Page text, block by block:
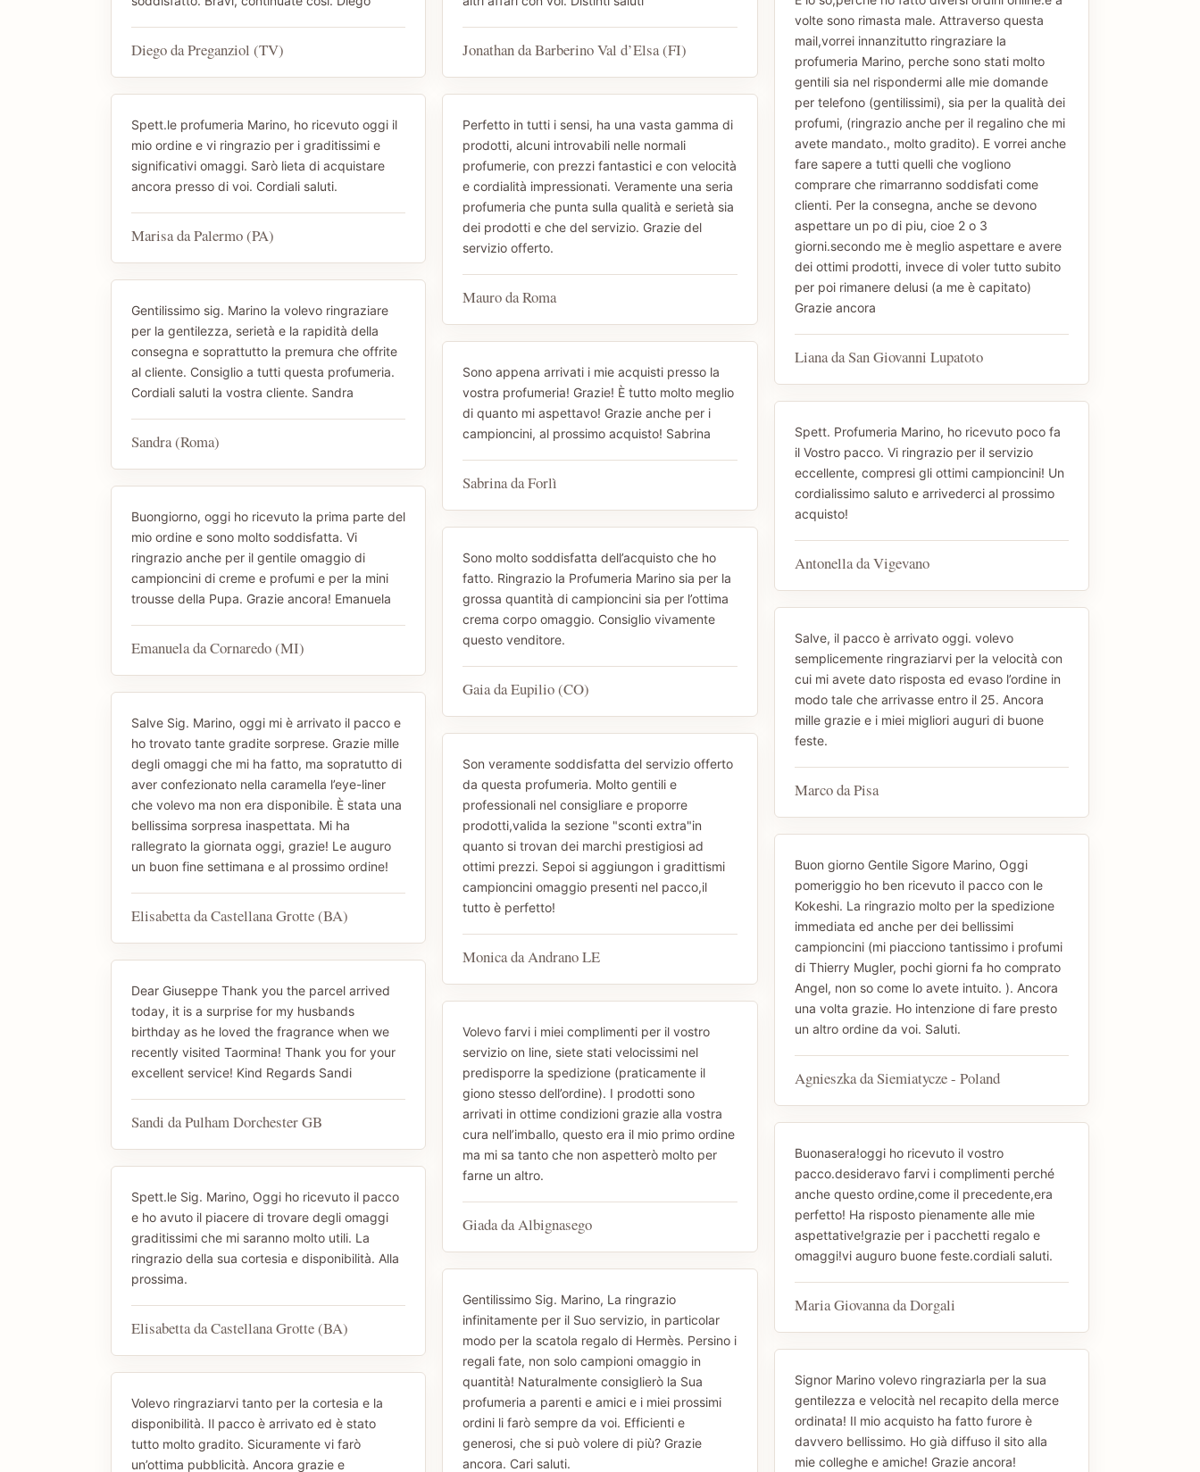
Diego da Preganziol (TV)
Spett.le profumeria Marino, ho ricevuto oggi il
mio ordine e vi ringrazio per i graditissimi e
significativi omaggi. Sarò lieta di acquistare
ancora presso di voi. Cordiali saluti.
Marisa da Palermo (PA)
Gentilissimo sig. Marino la volevo ringraziare
per la gentilezza, serietà e la rapidità della
consegna e soprattutto la premura che offrite
al cliente. Consiglio a tutti questa profumeria.
Cordiali saluti la vostra cliente. Sandra
Sandra (Roma)
Buongiorno, oggi ho ricevuto la prima parte del
mio ordine e sono molto soddisfatta. Vi
ringrazio anche per il gentile omaggio di
campioncini di creme e profumi e per la mini
trousse della Pupa. Grazie ancora! Emanuela
Emanuela da Cornaredo (MI)
Salve Sig. Marino, oggi mi è arrivato il pacco e
ho trovato tante gradite sorprese. Grazie mille
degli omaggi che mi ha fatto, ma sopratutto di
aver confezionato nella caramella l’eye-liner
che volevo ma non era disponibile. È stata una
bellissima sorpresa inaspettata. Mi ha
rallegrato la giornata oggi, grazie! Le auguro
un buon fine settimana e al prossimo ordine!
Elisabetta da Castellana Grotte (BA)
Dear Giuseppe Thank you the parcel arrived
today, it is a surprise for my husbands
birthday as he loved the fragrance when we
recently visited Taormina! Thank you for your
excellent service! Kind Regards Sandi
Sandi da Pulham Dorchester GB
Spett.le Sig. Marino, Oggi ho ricevuto il pacco
e ho avuto il piacere di trovare degli omaggi
graditissimi che mi saranno molto utili. La
ringrazio della sua cortesia e disponibilità. Alla
prossima.
Elisabetta da Castellana Grotte (BA)
Volevo ringraziarvi tanto per la cortesia e la
disponibilità. Il pacco è arrivato ed è stato
tutto molto gradito. Sicuramente vi farò
un’ottima pubblicità. Ancora grazie e
Jonathan da Barberino Val d’Elsa (FI)
Perfetto in tutti i sensi, ha una vasta gamma di
prodotti, alcuni introvabili nelle normali
profumerie, con prezzi fantastici e con velocità
e cordialità impressionati. Veramente una seria
profumeria che punta sulla qualità e serietà sia
dei prodotti e che del servizio. Grazie del
servizio offerto.
Mauro da Roma
Sono appena arrivati i mie acquisti presso la
vostra profumeria! Grazie! È tutto molto meglio
di quanto mi aspettavo! Grazie anche per i
campioncini, al prossimo acquisto! Sabrina
Sabrina da Forlì
Sono molto soddisfatta dell’acquisto che ho
fatto. Ringrazio la Profumeria Marino sia per la
grossa quantità di campioncini sia per l’ottima
crema corpo omaggio. Consiglio vivamente
questo venditore.
Gaia da Eupilio (CO)
Son veramente soddisfatta del servizio offerto
da questa profumeria. Molto gentili e
professionali nel consigliare e proporre
prodotti,valida la sezione "sconti extra"in
quanto si trovan dei marchi prestigiosi ad
ottimi prezzi. Sepoi si aggiungon i gradittismi
campioncini omaggio presenti nel pacco,il
tutto è perfetto!
Monica da Andrano LE
Volevo farvi i miei complimenti per il vostro
servizio on line, siete stati velocissimi nel
predisporre la spedizione (praticamente il
giono stesso dell’ordine). I prodotti sono
arrivati in ottime condizioni grazie alla vostra
cura nell’imballo, questo era il mio primo ordine
ma mi sa tanto che non aspetterò molto per
farne un altro.
Giada da Albignasego
Gentilissimo Sig. Marino, La ringrazio
infinitamente per il Suo servizio, in particolar
modo per la scatola regalo di Hermès. Persino i
regali fate, non solo campioni omaggio in
quantità! Naturalmente consiglierò la Sua
profumeria a parenti e amici e i miei prossimi
ordini li farò sempre da voi. Efficienti e
generosi, che si può volere di più? Grazie
ancora. Cari saluti.
volte sono rimasta male. Attraverso questa
mail,vorrei innanzitutto ringraziare la
profumeria Marino, perche sono stati molto
gentili sia nel rispondermi alle mie domande
per telefono (gentilissimi), sia per la qualità dei
profumi, (ringrazio anche per il regalino che mi
avete mandato., molto gradito). E vorrei anche
fare sapere a tutti quelli che vogliono
comprare che rimarranno soddisfati come
clienti. Per la consegna, anche se devono
aspettare un po di piu, cioe 2 o 3
giorni.secondo me è meglio aspettare e avere
dei ottimi prodotti, invece di voler tutto subito
per poi rimanere delusi (a me è capitato)
Grazie ancora
Liana da San Giovanni Lupatoto
Spett. Profumeria Marino, ho ricevuto poco fa
il Vostro pacco. Vi ringrazio per il servizio
eccellente, compresi gli ottimi campioncini! Un
cordialissimo saluto e arrivederci al prossimo
acquisto!
Antonella da Vigevano
Salve, il pacco è arrivato oggi. volevo
semplicemente ringraziarvi per la velocità con
cui mi avete dato risposta ed evaso l’ordine in
modo tale che arrivasse entro il 25. Ancora
mille grazie e i miei migliori auguri di buone
feste.
Marco da Pisa
Buon giorno Gentile Sigore Marino, Oggi
pomeriggio ho ben ricevuto il pacco con le
Kokeshi. La ringrazio molto per la spedizione
immediata ed anche per dei bellissimi
campioncini (mi piacciono tantissimo i profumi
di Thierry Mugler, pochi giorni fa ho comprato
Angel, non so come lo avete intuito. ). Ancora
una volta grazie. Ho intenzione di fare presto
un altro ordine da voi. Saluti.
Agnieszka da Siemiatycze - Poland
Buonasera!oggi ho ricevuto il vostro
pacco.desideravo farvi i complimenti perché
anche questo ordine,come il precedente,era
perfetto! Ha risposto pienamente alle mie
aspettative!grazie per i pacchetti regalo e
omaggi!vi auguro buone feste.cordiali saluti.
Maria Giovanna da Dorgali
Signor Marino volevo ringraziarla per la sua
gentilezza e velocità nel recapito della merce
ordinata! Il mio acquisto ha fatto furore è
davvero bellissimo. Ho già diffuso il sito alla
mie colleghe e amiche! Grazie ancora!